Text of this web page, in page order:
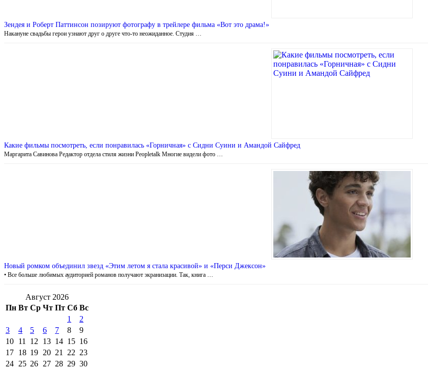
Зендея и Роберт Паттинсон позируют фотографу в трейлере фильма «Вот это драма!»
Накануне свадьбы герои узнают друг о друге что-то неожиданное. Студия …
Какие фильмы посмотреть, если понравилась «Горничная» с Сидни Суини и Амандой Сайфред
Маргарита Савинова Редактор отдела стиля жизни Peopletalk Многие видели фото …
Новый ромком объединил звезд «Этим летом я стала красивой» и «Перси Джексон»
• Все больше любимых аудиторией романов получают экранизации. Так, книга …
Август 2026
Пн Вт Ср Чт Пт Сб Вс
1
2
3
4 5 6 7 8
9
10 11 12 13 14 15 16
17 18 19 20 21 22 23
24 25 26 27 28 29 30